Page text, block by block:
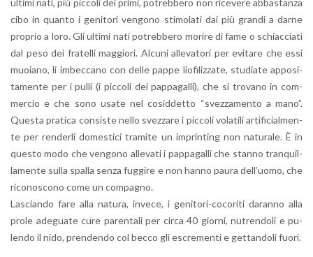
cibo in quan­to i ge­ni­to­ri ven­go­no sti­mo­la­ti dai più gran­di a darne
pro­prio a loro. Gli ul­ti­mi nati po­treb­be­ro mo­ri­re di fame o schiac­cia­ti
dal peso dei fra­tel­li mag­gio­ri. Al­cu­ni al­le­va­to­ri per evi­ta­re che essi
muo­ia­no, li im­bec­ca­no con delle pappe lio­fi­liz­za­te, stu­dia­te ap­po­si­
ta­men­te per i pulli (i pic­co­li dei pap­pa­gal­li), che si tro­va­no in com­
mer­cio e che sono usate nel co­sid­det­to “svez­za­men­to a mano”.
Que­sta pra­ti­ca con­si­ste nello svez­za­re i pic­co­li vo­la­ti­li ar­ti­fi­cial­men­
te per ren­der­li do­me­sti­ci tra­mi­te un im­prin­ting non na­tu­ra­le. È in
que­sto modo che ven­go­no al­le­va­ti i pap­pa­gal­li che stan­no tran­quil­
la­men­te sulla spal­la senza fug­gi­re e non hanno paura del­l’uo­mo, che
ri­co­no­sco­no come un com­pa­gno.
La­scian­do fare alla na­tu­ra, in­ve­ce, i ge­ni­to­ri-co­co­ri­ti da­ran­no alla
prole ade­gua­te cure pa­ren­ta­li per circa 40 gior­ni, nu­tren­do­li e pu­
len­do il nido, pren­den­do col becco gli escre­men­ti e get­tan­do­li fuori.